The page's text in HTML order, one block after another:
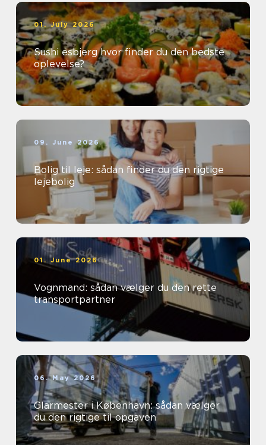
01. July 2026
Sushi esbjerg hvor finder du den bedste
oplevelse?
09. June 2026
Bolig til leje: sådan finder du den rigtige
lejebolig
01. June 2026
Vognmand: sådan vælger du den rette
transportpartner
06. May 2026
Glarmester i København: sådan vælger
du den rigtige til opgaven